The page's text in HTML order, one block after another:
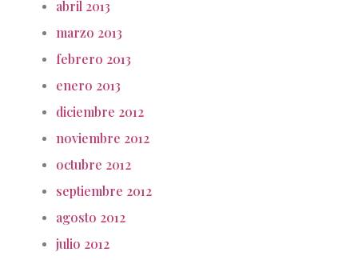
abril 2013
marzo 2013
febrero 2013
enero 2013
diciembre 2012
noviembre 2012
octubre 2012
septiembre 2012
agosto 2012
julio 2012